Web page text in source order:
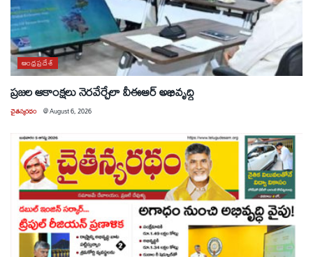
ఆంధ్రప్రదేశ్
ప్రజల ఆకాంక్షలు నెరవేర్చేలా వీఈఆర్ అభివృద్ధి
చైతన్యరధం @August 6, 2026